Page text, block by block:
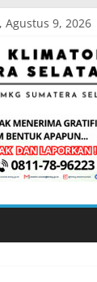
Agustus 9, 2026